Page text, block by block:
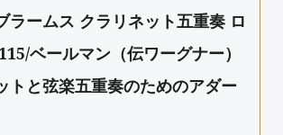
ラームス クラリネット五重奏 ロ
ベールマン（伝ワーグナー）
トと弦楽五重奏のためのアダー